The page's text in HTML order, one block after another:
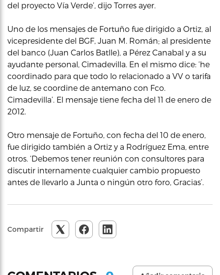
del proyecto Vía Verde’, dijo Torres ayer.
Uno de los mensajes de Fortuño fue dirigido a Ortiz, al
vicepresidente del BGF, Juan M. Román; al presidente
del banco (Juan Carlos Batlle), a Pérez Canabal y a su
ayudante personal, Cimadevilla. En el mismo dice: ‘he
coordinado para que todo lo relacionado a VV o tarifa
de luz, se coordine de antemano con Fco.
Cimadevilla’. El mensaje tiene fecha del 11 de enero de
2012.
Otro mensaje de Fortuño, con fecha del 10 de enero,
fue dirigido también a Ortiz y a Rodríguez Ema, entre
otros. ‘Debemos tener reunión con consultores para
discutir internamente cualquier cambio propuesto
antes de llevarlo a Junta o ningún otro foro, Gracias’.
Compartir